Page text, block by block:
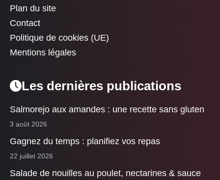
Plan du site
Contact
Politique de cookies (UE)
Mentions légales
Les dernières publications
Salmorejo aux amandes : une recette sans gluten
3 août 2026
Gagnez du temps : planifiez vos repas
22 juillet 2026
Salade de nouilles au poulet, nectarines & sauce